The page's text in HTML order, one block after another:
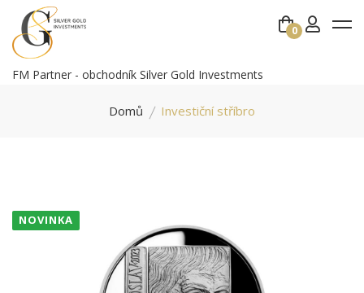
0
FM Partner - obchodník Silver Gold Investments
Domů Investiční stříbro
NOVINKA